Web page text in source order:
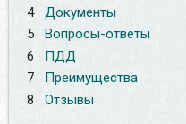
4
Документы
5
Вопросы-ответы
6
ПДД
7
Преимущества
8
Отзывы